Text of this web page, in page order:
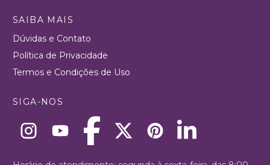
SAIBA MAIS
Dúvidas e Contato
Política de Privacidade
Termos e Condições de Uso
SIGA-NOS